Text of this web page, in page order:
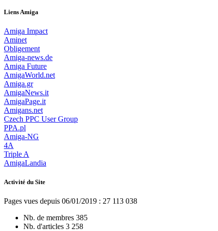
Liens Amiga
Amiga Impact
Aminet
Obligement
Amiga-news.de
Amiga Future
AmigaWorld.net
Amiga.gr
AmigaNews.it
AmigaPage.it
Amigans.net
Czech PPC User Group
PPA.pl
Amiga-NG
4A
Triple A
AmigaLandia
Activité du Site
Pages vues depuis 06/01/2019 : 27 113 038
Nb. de membres 385
Nb. d'articles 3 258